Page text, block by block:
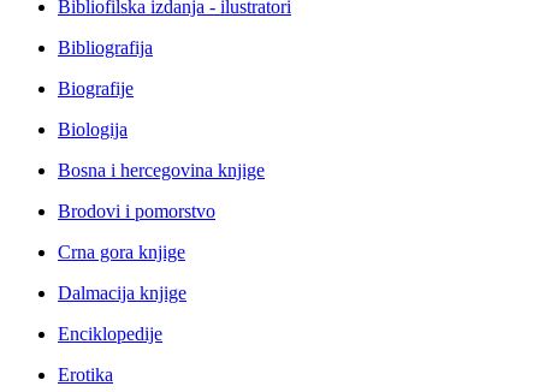
Bibliofilska izdanja - ilustratori
Bibliografija
Biografije
Biologija
Bosna i hercegovina knjige
Brodovi i pomorstvo
Crna gora knjige
Dalmacija knjige
Enciklopedije
Erotika